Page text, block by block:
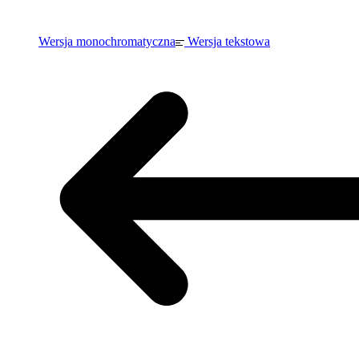
Wersja monochromatyczna Wersja tekstowa